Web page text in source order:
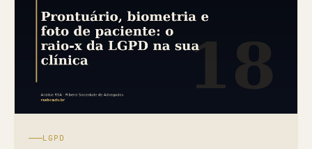
LGPD